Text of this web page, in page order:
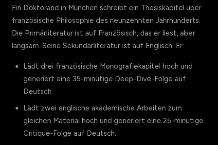
Ein Doktorand in München schreibt ein Thesiskapitel über
französische Philosophie des neunzehnten Jahrhunderts.
Die Primärliteratur ist auf Französisch, das er liest, aber
langsam. Seine Sekundärliteratur ist auf Englisch. Er:
Lädt drei französische Monografiekapitel hoch und
generiert eine 35-minütige Deep-Dive-Folge auf
Deutsch.
Lädt zwei englische akademische Arbeiten zum
gleichen Material hoch und generiert eine 25-minütige
Critique-Folge auf Deutsch.